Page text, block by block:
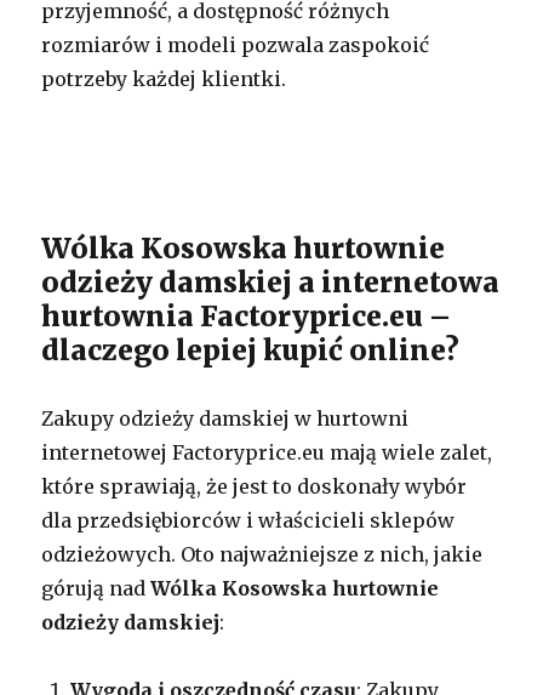
przyjemność, a dostępność różnych
rozmiarów i modeli pozwala zaspokoić
potrzeby każdej klientki.
Wólka Kosowska hurtownie
odzieży damskiej a internetowa
hurtownia Factoryprice.eu –
dlaczego lepiej kupić online?
Zakupy odzieży damskiej w hurtowni
internetowej Factoryprice.eu mają wiele zalet,
które sprawiają, że jest to doskonały wybór
dla przedsiębiorców i właścicieli sklepów
odzieżowych. Oto najważniejsze z nich, jakie
górują nadWólka Kosowska hurtownie
odzieży damskiej:
Wygoda i oszczędność czasu: Zakupy